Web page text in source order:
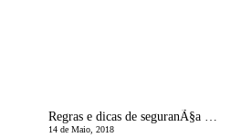
Regras e dicas de seguranÃ§a para os nossos filhos jogarem consolas e online
14 de Maio, 2018